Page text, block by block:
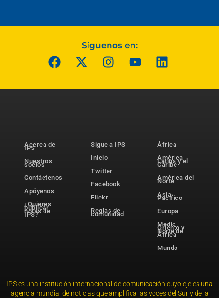
Síguenos en:
Acerca de
IPS
Nuestros
socios
Contáctenos
Apóyenos
¿Quieres
publicar
notas de
IPS?
Sigue a IPS
Inicio
Twitter
Facebook
Flickr
Reglas de
comunidad
África
América
Latina y el
Caribe
América del
Norte
Asia-
Pacífico
Europa
Medio
Oriente y
Norte de
África
Mundo
IPS es una institución internacional de comunicación cuyo eje es una
agencia mundial de noticias que amplifica las voces del Sur y de la